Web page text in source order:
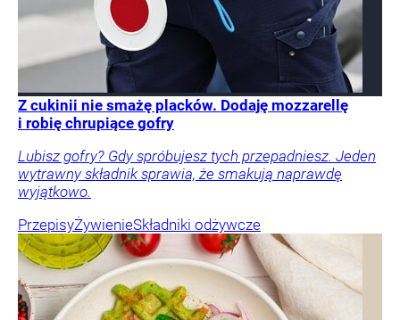
Z cukinii nie smażę placków. Dodaję mozzarellę
i robię chrupiące gofry
Lubisz gofry? Gdy spróbujesz tych przepadniesz. Jeden
wytrawny składnik sprawia, że smakują naprawdę
wyjątkowo.
PrzepisyŻywienieSkładniki odżywcze